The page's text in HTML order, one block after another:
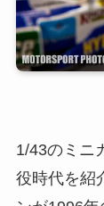
1/43のミニ
役時代を紹